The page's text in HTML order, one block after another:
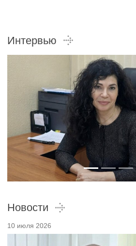
Интервью
Новости
10 июля 2026